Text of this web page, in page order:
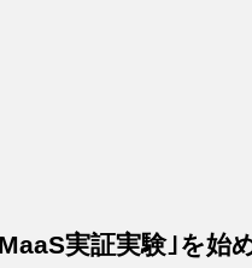
実証実験｣を始